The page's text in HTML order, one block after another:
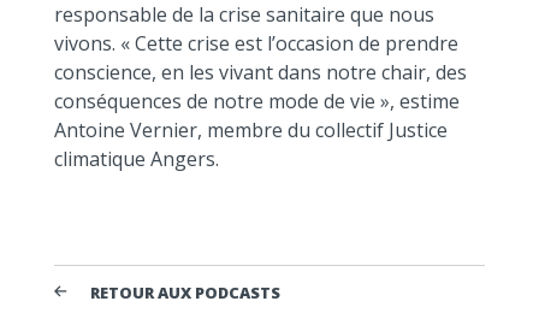
responsable de la crise sanitaire que nous
vivons. « Cette crise est l’occasion de prendre
conscience, en les vivant dans notre chair, des
conséquences de notre mode de vie », estime
Antoine Vernier, membre du collectif Justice
climatique Angers.
RETOUR AUX PODCASTS